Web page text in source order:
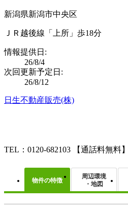
新潟県新潟市中央区
ＪＲ越後線「上所」歩18分
情報提供日:
26/8/4
次回更新予定日:
26/8/12
日生不動産販売(株)
TEL：0120-682103 【通話料無料】
物件の特徴
周辺環境
・地図